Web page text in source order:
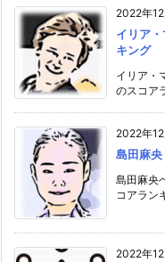
2022年
イリア
キング
イリア・
のスコア
2022年
島田麻
島田麻央
コアラン
2022年